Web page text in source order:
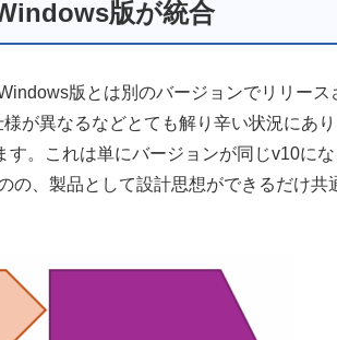
版が統合
版とは別のバージョンでリリース
が異なるなどとても解り辛い状況にあ
。これは単にバージョンが同じv10に
の、製品として設計思想ができるだけ共